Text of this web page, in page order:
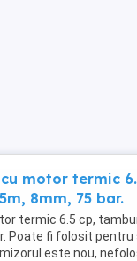
motor termic
8mm, 75 bar.
termic 6.5 cp,
Poate fi folosit
este nou,